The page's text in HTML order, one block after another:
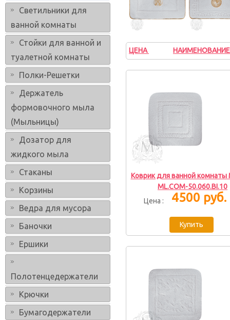
Светильники для
ванной комнаты
Стойки для ванной и
туалетной комнаты
Полки-Решетки
Держатель
формовочного мыла
(Мыльницы)
Дозатор для
жидкого мыла
Стаканы
Корзины
Ведра для мусора
Баночки
Ершики
Полотенцедержатели
Крючки
Бумагодержатели
ЦЕНА
Коврик для ванной комнаты
ML.COM-50.060.BI.10
Цена :
4500 руб.